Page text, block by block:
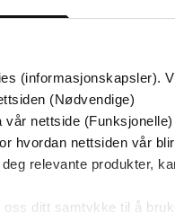
(informasjonskapsler).
(Nødvendige)
vår nettside (Funksjonelle)
hvordan nettsiden vår
relevante produkter,
oss ditt samtykke til å